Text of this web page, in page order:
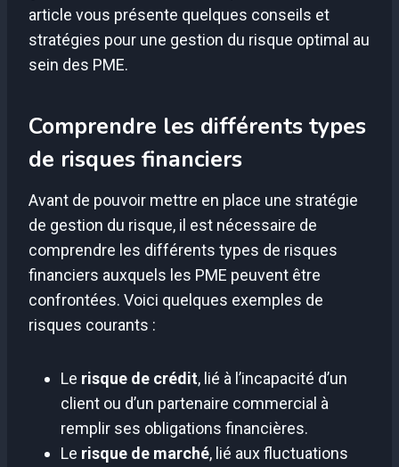
article vous présente quelques conseils et
stratégies pour une gestion du risque optimal au
sein des PME.
Comprendre les différents types
de risques financiers
Avant de pouvoir mettre en place une stratégie
de gestion du risque, il est nécessaire de
comprendre les différents types de risques
financiers auxquels les PME peuvent être
confrontées. Voici quelques exemples de
risques courants :
Le risque de crédit, lié à l’incapacité d’un
client ou d’un partenaire commercial à
remplir ses obligations financières.
Le risque de marché, lié aux fluctuations